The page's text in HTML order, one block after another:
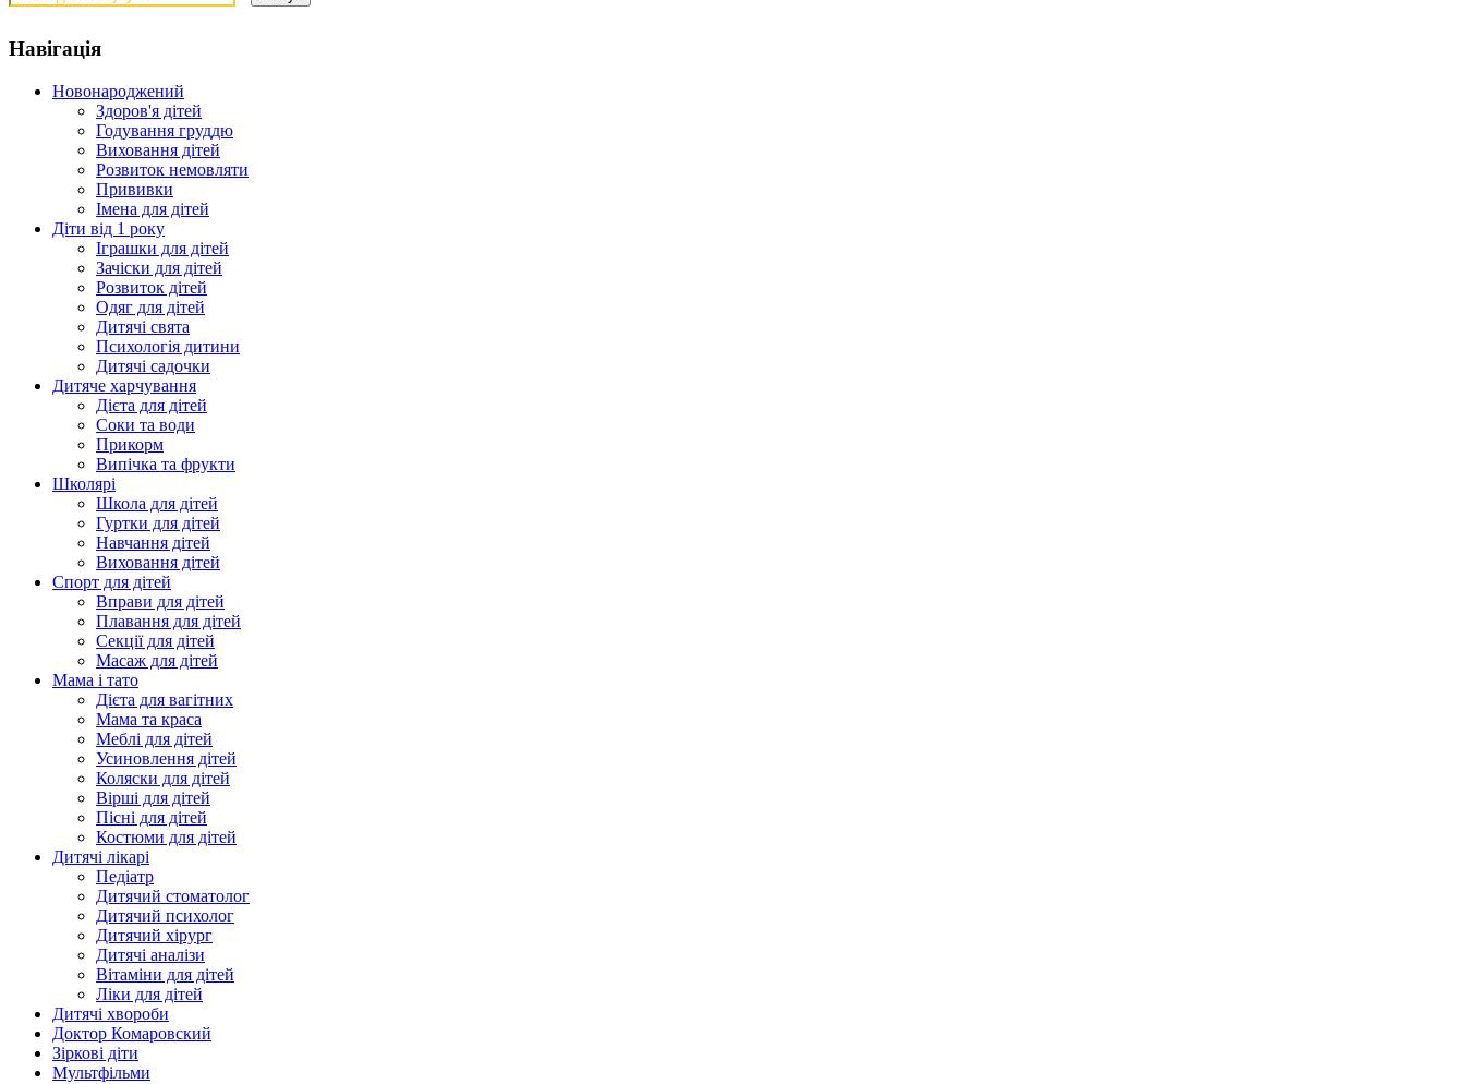
Навігація
Новонароджений
Здоров'я дітей
Годування груддю
Виховання дітей
Розвиток немовляти
Прививки
Імена для дітей
Діти від 1 року
Іграшки для дітей
Зачіски для дітей
Розвиток дітей
Одяг для дітей
Дитячі свята
Психологія дитини
Дитячі садочки
Дитяче харчування
Дієта для дітей
Соки та води
Прикорм
Випічка та фрукти
Школярі
Школа для дітей
Гуртки для дітей
Навчання дітей
Виховання дітей
Спорт для дітей
Вправи для дітей
Плавання для дітей
Секції для дітей
Масаж для дітей
Мама і тато
Дієта для вагітних
Мама та краса
Меблі для дітей
Усиновлення дітей
Коляски для дітей
Вірші для дітей
Пісні для дітей
Костюми для дітей
Дитячі лікарі
Педіатр
Дитячий стоматолог
Дитячий психолог
Дитячий хірург
Дитячі аналізи
Вітаміни для дітей
Ліки для дітей
Дитячі хвороби
Доктор Комаровский
Зіркові діти
Мультфільми